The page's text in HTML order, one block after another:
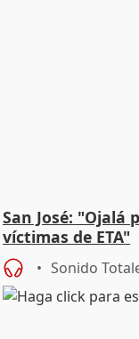
San José: "Ojalá
víctimas de ETA"
Sonido